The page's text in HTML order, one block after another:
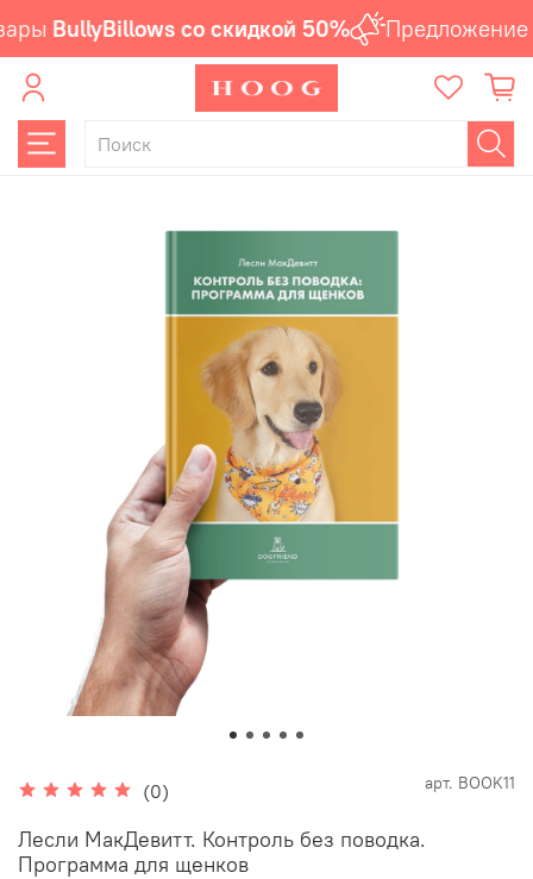
BullyBillows со скидкой 50% Предложение
(0) арт. BOOK11
Лесли МакДевитт. Контроль без поводка.
Программа для щенков